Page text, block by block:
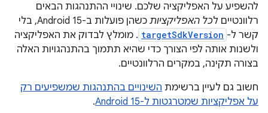
להשפיע על האפליקציה שלכם. שינויי ההתנהגות הבאים
רלוונטיים לכל האפליקציות
כשהן פועלות ב-Android 15, בלי
קשר ל- targetSdkVersion . מומלץ לבדוק את האפליקציה
ולשנות אותה לפי הצורך כדי שהיא תתמוך בהתנהגויות האלה
בצורה תקינה, במקרים הרלוונטיים.
חשוב גם לעיין ברשימת השינויים בהתנהגות שמשפיעים רק
על אפליקציות שמטרגטות ל-Android 15
.